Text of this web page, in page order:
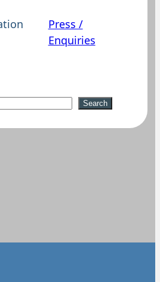
Press /
Enquiries
Search